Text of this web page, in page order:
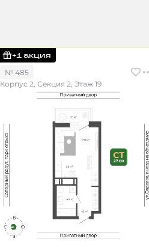
+1 акция
№ 485
Корпус 2, Секция 2, Этаж 19